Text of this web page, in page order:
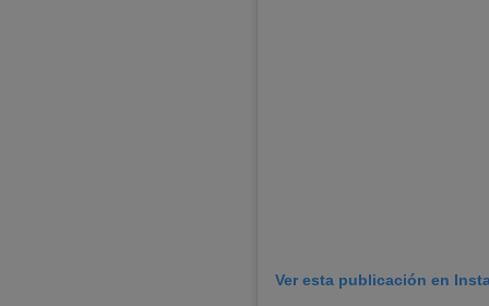
Ver esta publicación en